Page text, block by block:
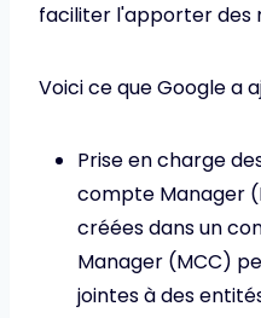
faciliter l'apporter des
Voici ce que Google a
Prise en charge
compte Manager
créées dans un
Manager (MCC)
jointes à des